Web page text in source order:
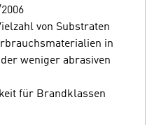
von Substraten
in
weniger abrasiven
für Brandklassen